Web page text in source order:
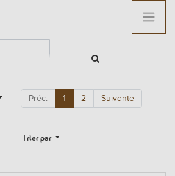
Préc. 1 2 Suivante
Trier par